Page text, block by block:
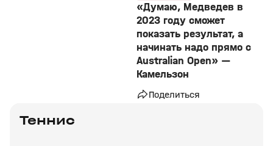
«Думаю, Медведев в
2023 году сможет
показать результат, а
начинать надо прямо с
Australian Open» —
Камельзон
Поделиться
Теннис